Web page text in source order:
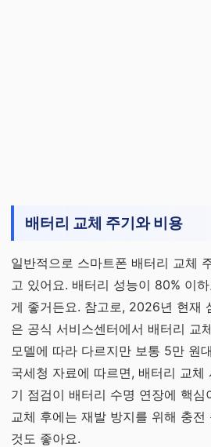
배터리 교체 주기와 비용
일반적으로 스마트폰 배터리 교체
고 있어요. 배터리 성능이 80% 이
게 좋거든요. 참고로, 2026년 현재
은 공식 서비스센터에서 배터리 교
모델에 따라 다르지만 보통 5만 원
국세청 자료에 따르면, 배터리 교체
기 점검이 배터리 수명 연장에 핵심
교체 후에는 재발 방지를 위해 충전
것도 좋아요.